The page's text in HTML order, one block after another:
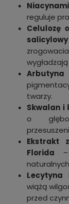
reguluje
Celulozę
Arbutyna
twarzy.
Skwalan i
o
Ekstrakt
Florida –
Lecytyna
wiążą
przed